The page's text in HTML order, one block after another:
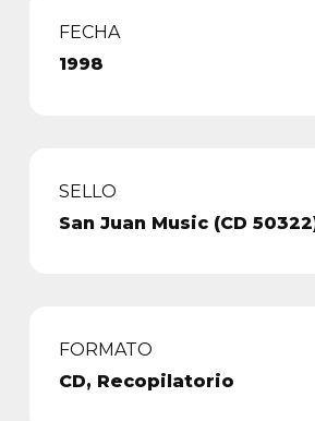
FECHA
1998
SELLO
San Juan Music (CD
FORMATO
CD, Recopilatorio